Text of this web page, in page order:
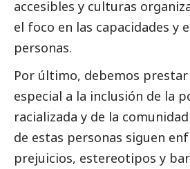
accesibles y culturas
el foco en las capacidades y
personas.
Por último, debemos
especial a la inclusión de la
racializada y de la
de estas personas siguen
prejuicios, estereotipos y